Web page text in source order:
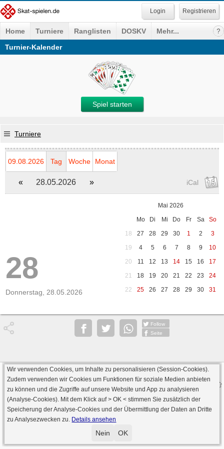
Registrieren
Home Turniere Ranglisten DOSKV
Mehr...
Turnier-Kalender
Spiel starten
Turniere
09.08.2026 Tag Woche Monat
« 28.05.2026 » iCal
28
Donnerstag, 28.05.2026
Mai 2026
Mo
Di Mi Do Fr Sa
So
18
27 28 29 30 1 2
3
19
4 5 6 7 8 9
10
20
11 12 13 14 15 16
17
21
18 19 20 21 22 23
24
22
25 26 27 28 29 30 31
Follow
Seite
· Serverversion: 2026 6.241 · registrierte Spieler: 501.083 ·
Online Skat Server: 142 (private Server:136)
Wir verwenden Cookies, um Inhalte zu personalisieren (Session-Cookies).
Zudem verwenden wir Cookies um Funktionen für soziale Medien anbieten
zu können und die Zugriffe auf unsere Website und App zu analysieren
(Analyse-Cookies). Mit dem Klick auf> OK < stimmen Sie zusätzlich der
Speicherung der Analyse-Cookies und der Übermittlung der Daten an Dritte
zu Analysezwecken zu. Details ansehen
Nein OK